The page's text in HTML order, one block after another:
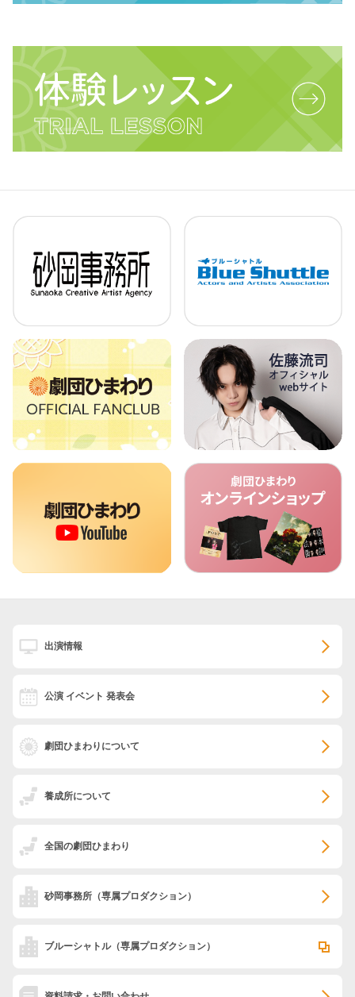
出演情報
公演 イベント 発表会
劇団ひまわりについて
養成所について
全国の劇団ひまわり
砂岡事務所 （専属プロダクション）
ブルーシャトル（専属プロダクション）